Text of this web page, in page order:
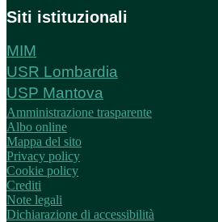
Siti istituzionali
MIM
USR Lombardia
USP Mantova
Amministrazione trasparente
Albo online
Mappa del sito
Privacy policy
Cookie policy
Crediti
Note legali
Dichiarazione di accessibilità